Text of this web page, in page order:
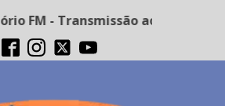
FM - Transmissão ao vivo